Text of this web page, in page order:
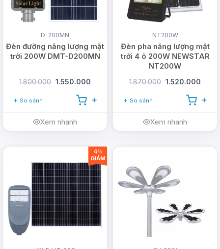
D-200MN
Đèn đường năng lượng mặt
trời 200W DMT-D200MN
1.800.000 1.550.000
So sánh
Xem nhanh
NT200W
Đèn pha năng lượng mặt
trời 4 ô 200W NEWSTAR
NT200W
1.870.000 1.520.000
So sánh
Xem nhanh
4%
GIẢM